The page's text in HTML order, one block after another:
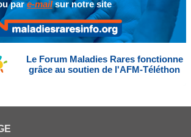
pare-mailsur notre site
Le Forum Maladies Rares fonctionne
grâce au soutien de l'AFM-Téléthon